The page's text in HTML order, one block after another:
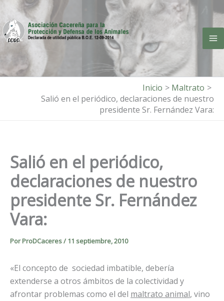
contenido
Inicio
Maltrato
Salió en el periódico, declaraciones de nuestro
presidente Sr. Fernández Vara:
Salió en el periódico,
declaraciones de nuestro
presidente Sr. Fernández
Vara:
PorProDCaceres/ 11 septiembre, 2010
«El concepto de sociedad imbatible, debería
extenderse a otros ámbitos de la colectividad y
afrontar problemas como el del maltrato animal, vino